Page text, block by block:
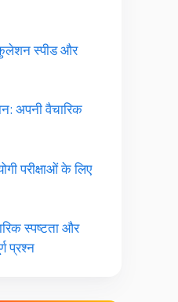
स्पीड और
अपनी वैचारिक
परीक्षाओं के लिए
स्पष्टता और
प्रश्न